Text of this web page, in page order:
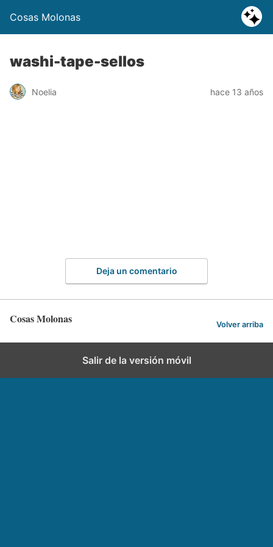
Cosas Molonas
washi-tape-sellos
Noelia hace 13 años
Deja un comentario
Cosas Molonas Volver arriba
Salir de la versión móvil